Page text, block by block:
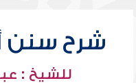
شرح سنن
للشيخ :